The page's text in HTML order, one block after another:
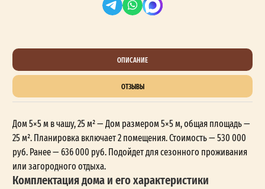
ОПИСАНИЕ
ОТЗЫВЫ
Дом 5×5 м в чашу, 25 м² — Дом размером 5×5 м, общая площадь —
25 м². Планировка включает 2 помещения. Стоимость — 530 000
руб. Ранее — 636 000 руб. Подойдет для сезонного проживания
или загородного отдыха.
Комплектация дома и его характеристики